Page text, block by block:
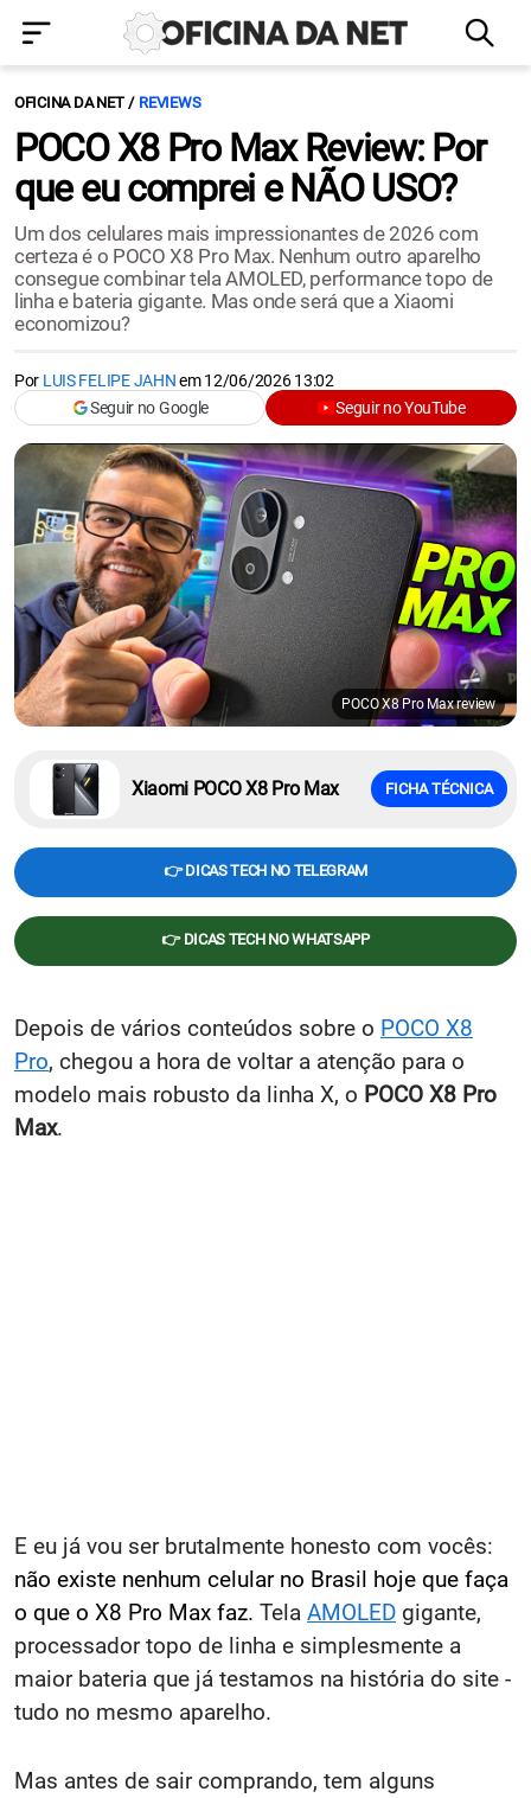
OFICINA DA NET REVIEWS
POCO X8 Pro Max Review: Por
que eu comprei e NÃO USO?
Um dos celulares mais impressionantes de 2026 com
certeza é o POCO X8 Pro Max. Nenhum outro aparelho
consegue combinar tela AMOLED, performance topo de
linha e bateria gigante. Mas onde será que a Xiaomi
economizou?
Por LUIS FELIPE JAHNem12/06/2026 13:02
Seguir no Google
Seguir no YouTube
POCO X8 Pro Max review
Xiaomi POCO X8 Pro Max FICHA TÉCNICA
👉 DICAS TECH NO TELEGRAM
👉 DICAS TECH NO WHATSAPP
Depois de vários conteúdos sobre o POCO X8
Pro, chegou a hora de voltar a atenção para o
modelo mais robusto da linha X, o POCO X8 Pro
Max.
E eu já vou ser brutalmente honesto com vocês:
não existe nenhum celular no Brasil hoje que faça
o que o X8 Pro Max faz. Tela AMOLED gigante,
processador topo de linha e simplesmente a
maior bateria que já testamos na história do site -
tudo no mesmo aparelho.
Mas antes de sair comprando, tem alguns